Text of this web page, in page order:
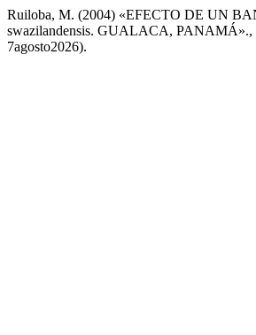
Ruiloba, M. (2004) «EFECTO DE UN
swazilandensis. GUALACA, PANAMÁ».,
7agosto2026).